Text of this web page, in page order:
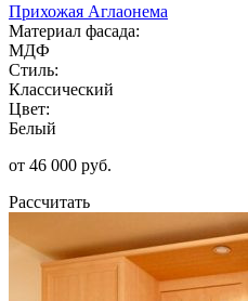
Прихожая Аглаонема
Материал фасада:
МДФ
Стиль:
Классический
Цвет:
Белый
от 46 000 руб.
Рассчитать